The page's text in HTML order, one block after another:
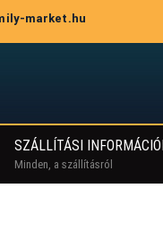
market.hu
SZÁLLÍTÁSI
Minden, a szállításról